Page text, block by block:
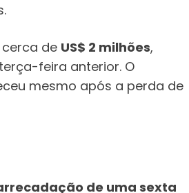
de US$ 2 milhões,
feira anterior. O
mesmo após a perda de
de uma sexta